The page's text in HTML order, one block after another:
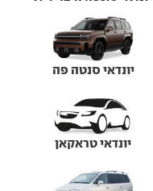
יונדאי סנטה פה
יונדאי טראקאן